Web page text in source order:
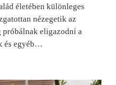
életében különleges
nézegetik az
eligazodni a
és egyéb…